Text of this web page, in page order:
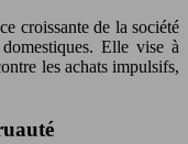
croissante de la société
Elle vise à
les achats impulsifs,